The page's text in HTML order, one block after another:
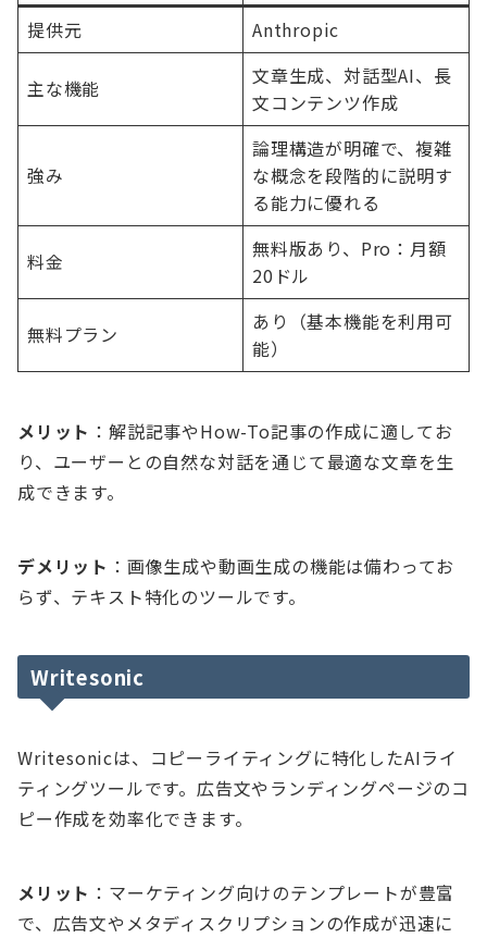
提供元
Anthropic
主な機能
文章生成、対話型AI、長
文コンテンツ作成
強み
論理構造が明確で、複雑
な概念を段階的に説明す
る能力に優れる
料金
無料版あり、Pro：月額
20ドル
無料プラン
あり（基本機能を利用可
能）
メリット ：解説記事やHow-To記事の作成に適してお
り、ユーザーとの自然な対話を通じて最適な文章を生
成できます。
デメリット ：画像生成や動画生成の機能は備わってお
らず、テキスト特化のツールです。
Writesonic
Writesonicは、コピーライティングに特化したAIライ
ティングツールです。広告文やランディングページのコ
ピー作成を効率化できます。
メリット ：マーケティング向けのテンプレートが豊富
で、広告文やメタディスクリプションの作成が迅速に